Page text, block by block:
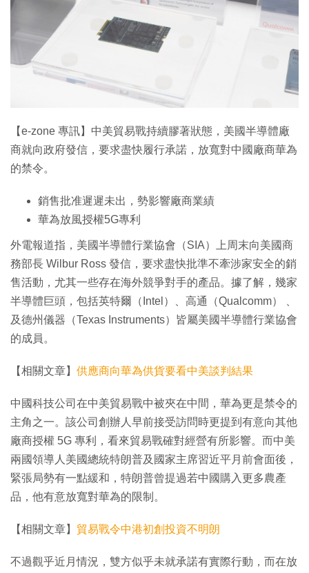
【e-zone 專訊】中美貿易戰持續膠著狀態，美國半導體廠
商就向政府發信，要求盡快履行承諾，放寬對中國廠商華為
的禁令。
銷售批准遲遲未出，勢影響廠商業績
華為放風授權5G專利
外電報道指，美國半導體行業協會（SIA）上周末向美國商
務部長 Wilbur Ross 發信，要求盡快批準不牽涉家安全的銷
售活動，尤其一些存在海外競爭對手的產品。據了解，幾家
半導體巨頭，包括英特爾（Intel）、高通（Qualcomm） 、
及德州儀器（Texas Instruments）皆屬美國半導體行業協會
的成員。
【相關文章】 供應商向華為供貨要看中美談判結果
中國科技公司在中美貿易戰中被夾在中間，華為更是禁令的
主角之一。該公司創辦人早前接受訪問時更提到有意向其他
廠商授權 5G 專利，看來貿易戰確對經營有所影響。而中美
兩國領導人美國總統特朗普及國家主席習近平月前會面後，
緊張局勢有一點緩和，特朗普曾提過若中國購入更多農產
品，他有意放寬對華為的限制。
【相關文章】 貿易戰令中港初創投資不明朗
不過觀乎近月情況，雙方似乎未就承諾有實際行動，而在放